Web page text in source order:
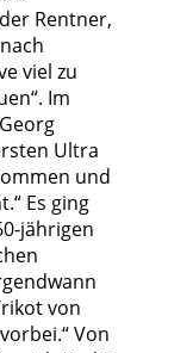
Rentner,
viel zu
Im
Ultra
und
Es ging
jährigen
von
Von